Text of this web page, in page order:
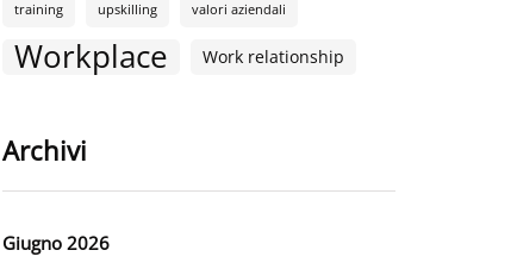
training upskilling valori aziendali
Workplace Work relationship
Archivi
Giugno 2026